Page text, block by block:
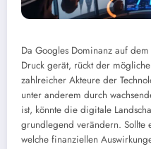
Da Googles Dominanz auf
Druck gerät, rückt der
zahlreicher Akteure der
unter anderem durch
ist, könnte die digitale
grundlegend verändern. Sollte
welche finanziellen